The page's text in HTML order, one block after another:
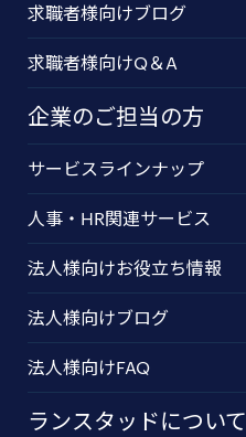
求職者様向けブログ
求職者様向けQ＆A
企業のご担当の方
サービスラインナップ
人事・HR関連サービス
法人様向けお役立ち情報
法人様向けブログ
法人様向けFAQ
ランスタッドについて